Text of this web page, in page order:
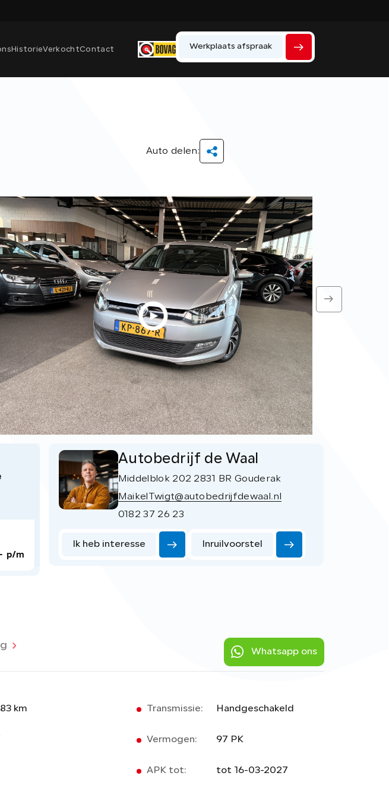
HistorieVerkochtContact Werkplaats afspraak
Vacatures
Over ons
Verkocht
Contact
Auto delen:
p/m
Autobedrijf de Waal
Middelblok 202 2831 BR Gouderak
MaikelTwigt@autobedrijfdewaal.nl
0182 37 26 23
Ik heb interesse Inruilvoorstel
Whatsapp ons
km Transmissie: Handgeschakeld
Vermogen: 97 PK
APK tot: tot 16-03-2027